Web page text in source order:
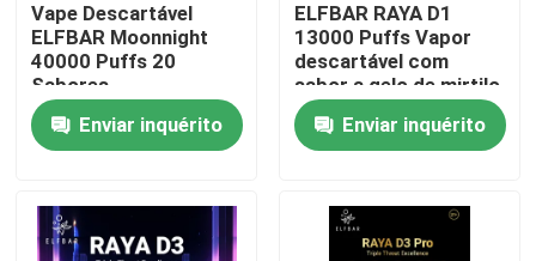
Casa
Vídeos
Vape Descartável
ELFBAR Moonnight
40000 Puffs 20
Sabores
Enviar inquérito
ELFBAR RAYA D1
13000 Puffs Vapor
descartável com
sabor a gelo de mirtilo
Enviar inquérito